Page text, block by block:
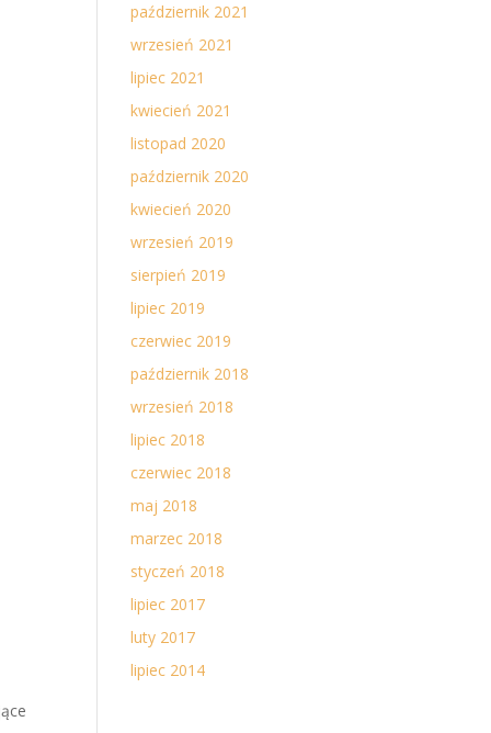
październik 2021
wrzesień 2021
lipiec 2021
kwiecień 2021
listopad 2020
październik 2020
kwiecień 2020
wrzesień 2019
sierpień 2019
lipiec 2019
czerwiec 2019
październik 2018
wrzesień 2018
lipiec 2018
czerwiec 2018
maj 2018
marzec 2018
styczeń 2018
lipiec 2017
luty 2017
lipiec 2014